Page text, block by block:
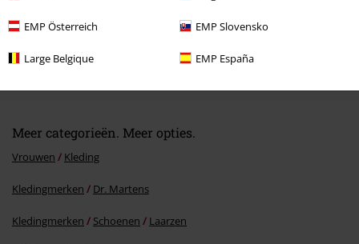
EMP Österreich EMP Slovensko
Large Belgique EMP España
€ 194,99
Meer categorieën. Meer opties.
Vrouwen Kleding
Kledingmerken Dr. Martens
Kledingmerken Schoenen Laarzen